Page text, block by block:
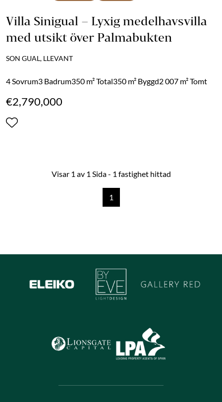
Villa Sinigual – Lyxig medelhavsvilla
med utsikt över Palmabukten
SON GUAL, LLEVANT
4 Sovrum3 Badrum350 m² Total350 m² Byggd2 007 m² Tomt
€2,790,000
Visar 1 av 1 Sida - 1 fastighet hittad
1